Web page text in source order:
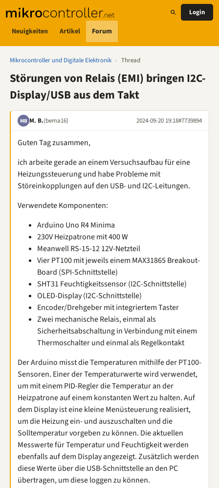
Neuigkeiten Artikel Forum
Login
Mikrocontroller und Digitale Elektronik › Thread
Störungen von Relais (EMI) bringen I2C-
Display/USB aus dem Takt
MB M. B.(bema16) 2024-09-20 19:18#7739894
Guten Tag zusammen,
ich arbeite gerade an einem Versuchsaufbau für eine
Heizungssteuerung und habe Probleme mit
Störeinkopplungen auf den USB- und I2C-Leitungen.
Verwendete Komponenten:
Arduino Uno R4 Minima
230V Heizpatrone mit 400 W
Meanwell RS-15-12 12V-Netzteil
Vier PT100 mit jeweils einem MAX31865 Breakout-
Board (SPI-Schnittstelle)
SHT31 Feuchtigkeitssensor (I2C-Schnittstelle)
OLED-Display (I2C-Schnittstelle)
Encoder/Drehgeber mit integriertem Taster
Zwei mechanische Relais, einmal als
Sicherheitsabschaltung in Verbindung mit einem
Thermoschalter und einmal als Regelkontakt
Der Arduino misst die Temperaturen mithilfe der PT100-
Sensoren. Einer der Temperaturwerte wird verwendet,
um mit einem PID-Regler die Temperatur an der
Heizpatrone auf einem konstanten Wert zu halten. Auf
dem Display ist eine kleine Menüsteuerung realisiert,
um die Heizung ein- und auszuschalten und die
Solltemperatur vorgeben zu können. Die aktuellen
Messwerte für Temperatur und Feuchtigkeit werden
ebenfalls auf dem Display angezeigt. Zusätzlich werden
diese Werte über die USB-Schnittstelle an den PC
übertragen, um diese loggen zu können.